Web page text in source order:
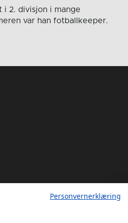
i 2. divisjon i mange
var han fotballkeeper.
Personvernerklæring